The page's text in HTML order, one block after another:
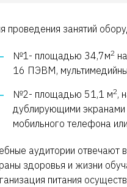
проведения занятий
№1- площадью 34,7м2
16 ПЭВМ,
№2- площадью 51,1 м2,
дублирующими экранами
мобильного телефона
аудитории отвечают
здоровья и жизни
питания